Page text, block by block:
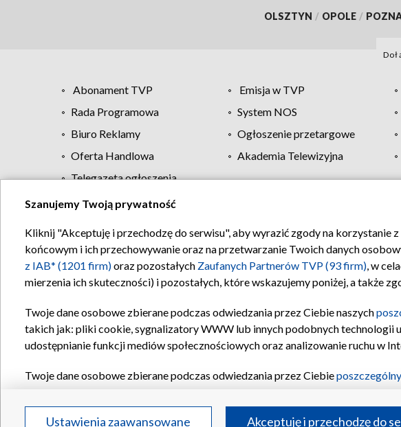
OLSZTYN / OPOLE /
Abonament TVP Emisja w TVP
Rada Programowa
System NOS
Biuro Reklamy
Ogłoszenie przetargowe
Oferta Handlowa
Akademia Telewizyjna
Telegazeta ogłoszenia
Regulamin TVP Polityka
Szanujemy Twoją prywatność
Kliknij "Akceptuję i przechodzę do serwisu", aby wyrazić zgody na korzystanie
końcowym i ich przechowywanie oraz na przetwarzanie Twoich danych
z IAB* (1201 firm)oraz pozostałych Zaufanych Partnerów TVP (93 firm), w
mierzenia ich skuteczności) i pozostałych, które wskazujemy poniżej, a także
Twoje dane osobowe zbierane podczas odwiedzania przez Ciebie naszych
takich jak: pliki cookie, sygnalizatory WWW lub innych podobnych technologii
udostępnianie funkcji mediów społecznościowych oraz analizowanie ruchu w
Twoje dane osobowe zbierane podczas odwiedzania przez Ciebie
Partnerów TVPdla realizacji następujących celów i funkcji: przechowywania
Ustawienia zaawansowane Akceptuję i przechodzę do